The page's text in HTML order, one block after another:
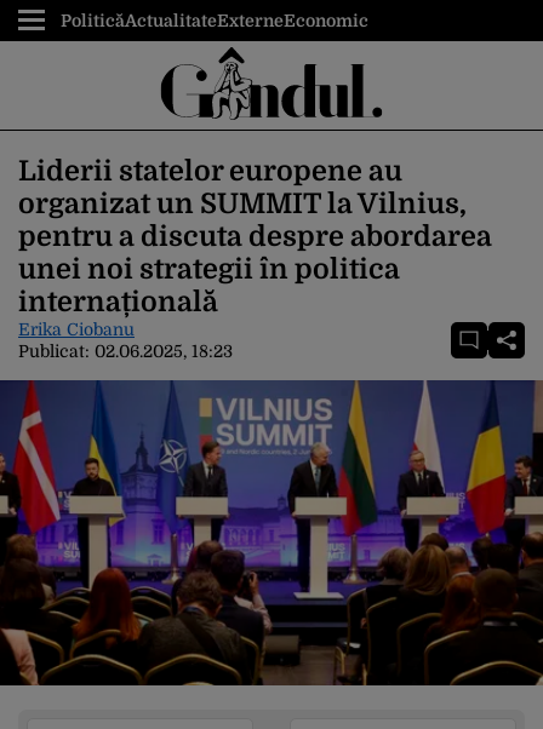
PoliticăActualitateExterneEconomic
Liderii statelor europene au
organizat un SUMMIT la Vilnius,
pentru a discuta despre abordarea
unei noi strategii în politica
internațională
Erika Ciobanu
Publicat: 02.06.2025, 18:23